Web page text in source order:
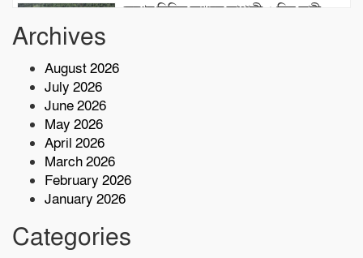
দেশের বিভিন্ন অঞ্চলে আগামী ৫ দিন ভারী
শরণখোলায় মাদকবিরোধী সাঁড়াশি অভিযান
Archives
August 2026
July 2026
June 2026
May 2026
April 2026
March 2026
February 2026
January 2026
Categories